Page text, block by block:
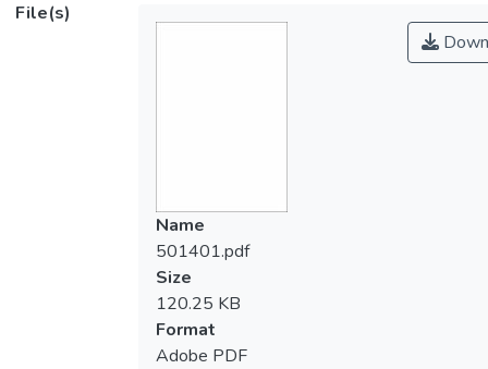
File(s)
Name
501401.pdf
Size
120.25 KB
Format
Adobe PDF